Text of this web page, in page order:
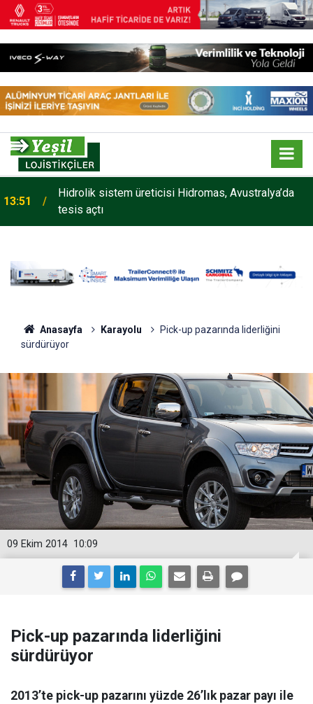
13:51
Hidrolik sistem üreticisi Hidromas, Avustralya’da
tesis açtı
Anasayfa Karayolu
Pick-up pazarında liderliğini
sürdürüyor
10:09
09 Ekim 2014
Pick-up pazarında liderliğini
sürdürüyor
2013’te pick-up pazarını yüzde 26’lık pazar payı ile